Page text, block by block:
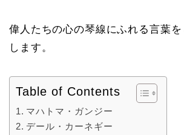
偉人たちの心の琴線にふれる言葉
します。
Table of Contents
マハトマ・ガンジー
デール・カーネギー